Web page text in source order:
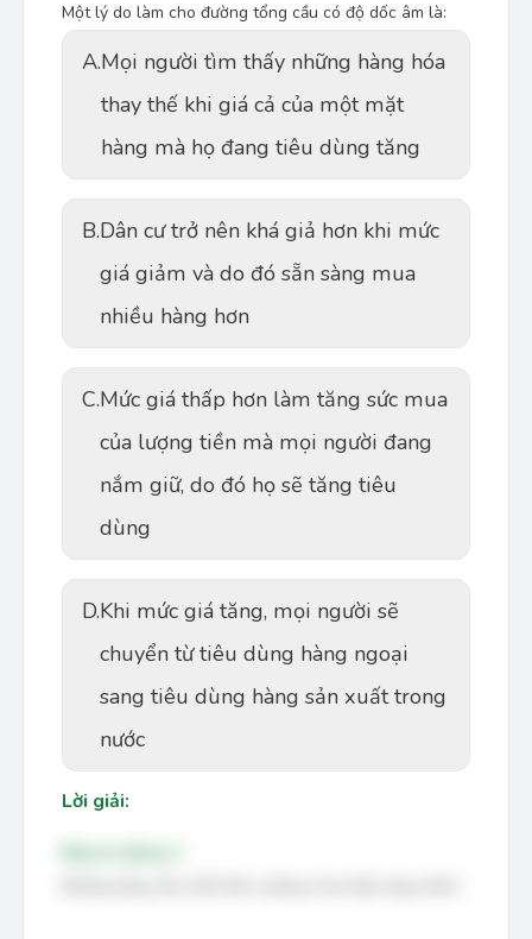
Một lý do làm cho đường tổng cầu có độ dốc âm là:
A.Mọi người tìm thấy những hàng hóa
thay thế khi giá cả của một mặt
hàng mà họ đang tiêu dùng tăng
B.Dân cư trở nên khá giả hơn khi mức
giá giảm và do đó sẵn sàng mua
nhiều hàng hơn
C.Mức giá thấp hơn làm tăng sức mua
của lượng tiền mà mọi người đang
nắm giữ, do đó họ sẽ tăng tiêu
dùng
D.Khi mức giá tăng, mọi người sẽ
chuyển từ tiêu dùng hàng ngoại
sang tiêu dùng hàng sản xuất trong
nước
Lời giải: